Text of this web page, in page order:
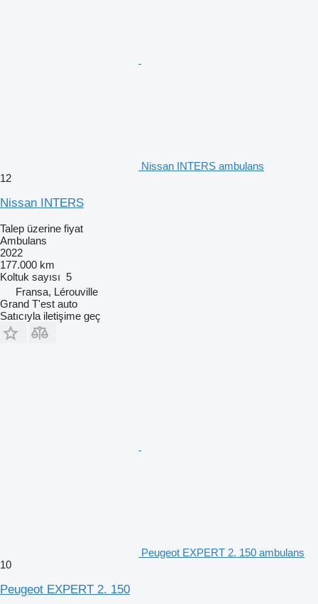
Nissan INTERS ambulans
12
Nissan INTERS
Talep üzerine fiyat
Ambulans
2022
177.000 km
Koltuk sayısı 5
Fransa, Lérouville
Grand T'est auto
Satıcıyla iletişime geç
Peugeot EXPERT 2. 150 ambulans
10
Peugeot EXPERT 2. 150